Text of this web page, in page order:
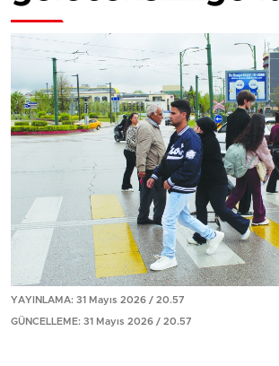
YAYINLAMA: 31 Mayıs 2026 / 20.57
GÜNCELLEME: 31 Mayıs 2026 / 20.57